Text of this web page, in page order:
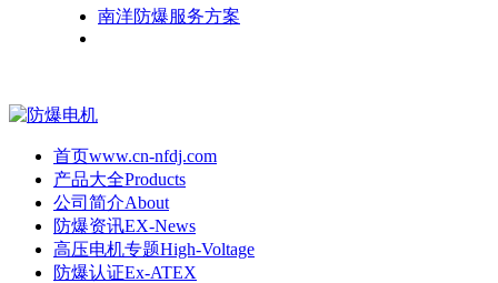
南洋防爆服务方案
首页www.cn-nfdj.com
产品大全Products
公司简介About
防爆资讯EX-News
高压电机专题High-Voltage
防爆认证Ex-ATEX